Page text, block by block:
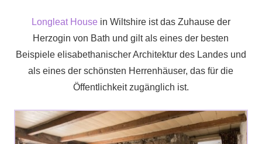
Longleat Housein Wiltshire ist das Zuhause der
Herzogin von Bath und gilt als eines der besten
Beispiele elisabethanischer Architektur des Landes und
als eines der schönsten Herrenhäuser, das für die
Öffentlichkeit zugänglich ist.